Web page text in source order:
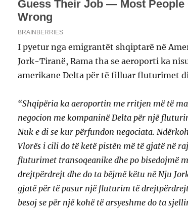
I pyetur nga emigrantët shqiptarë në
Jork-Tiranë, Rama tha se aeroporti ka
amerikane Delta për të filluar fluturimet
“Shqipëria ka aeroportin me rritjen më të
negocion me kompaninë Delta për një
Nuk e di se kur përfundon negociata.
Vlorës i cili do të ketë pistën më të gjatë në
fluturimet transoqeanike dhe po bisedojmë
drejtpërdrejt dhe do ta bëjmë këtu në Nju
gjatë për të pasur një fluturim të
besoj se për një kohë të arsyeshme do ta